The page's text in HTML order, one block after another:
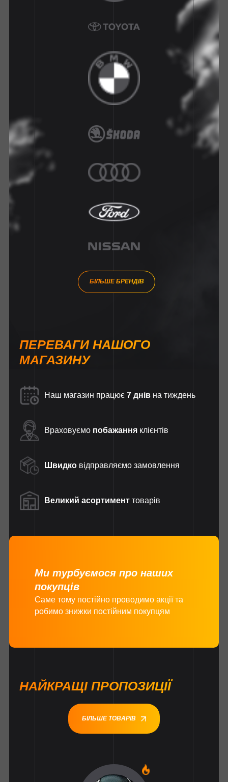
БІЛЬШЕ БРЕНДІВ
ПЕРЕВАГИ НАШОГО
МАГАЗИНУ
Наш магазин працює 7 днів на тиждень
Враховуємо побажання клієнтів
Швидко відправляємо замовлення
Великий асортимент товарів
Ми турбуємося про наших
покупців
Саме тому постійно проводимо акції та
робимо знижки постійним покупцям
НАЙКРАЩІ ПРОПОЗИЦІЇ
БІЛЬШЕ ТОВАРІВ